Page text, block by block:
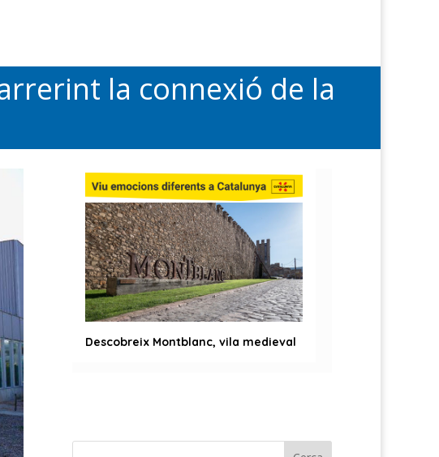
la connexió de la